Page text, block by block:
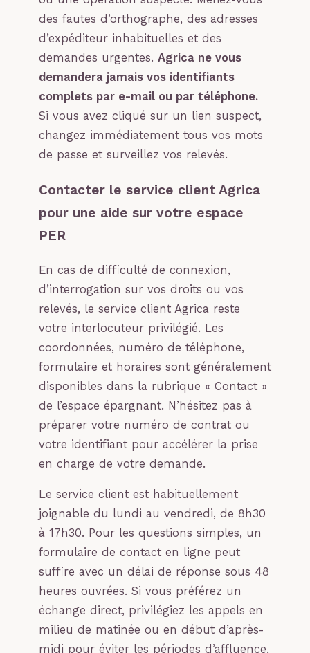
des fautes d’orthographe, des adresses
d’expéditeur inhabituelles et des
demandes urgentes. Agrica ne vous
demandera jamais vos identifiants
complets par e-mail ou par téléphone.
Si vous avez cliqué sur un lien suspect,
changez immédiatement tous vos mots
de passe et surveillez vos relevés.
Contacter le service client Agrica
pour une aide sur votre espace
PER
En cas de difficulté de connexion,
d’interrogation sur vos droits ou vos
relevés, le service client Agrica reste
votre interlocuteur privilégié. Les
coordonnées, numéro de téléphone,
formulaire et horaires sont généralement
disponibles dans la rubrique « Contact »
de l’espace épargnant. N’hésitez pas à
préparer votre numéro de contrat ou
votre identifiant pour accélérer la prise
en charge de votre demande.
Le service client est habituellement
joignable du lundi au vendredi, de 8h30
à 17h30. Pour les questions simples, un
formulaire de contact en ligne peut
suffire avec un délai de réponse sous 48
heures ouvrées. Si vous préférez un
échange direct, privilégiez les appels en
milieu de matinée ou en début d’après-
midi pour éviter les périodes d’affluence.